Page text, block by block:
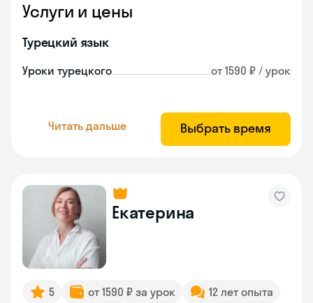
Услуги и цены
Турецкий язык
Уроки турецкого от 1590 ₽ / урок
Читать дальше Выбрать время
Екатерина
5 от 1590 ₽ за урок 12 лет опыта